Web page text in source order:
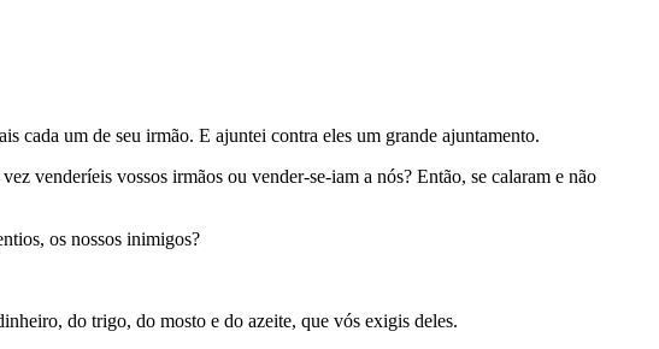
cada um de seu irmão. E ajuntei contra eles um grande ajuntamento.
venderíeis vossos irmãos ou vender-se-iam a nós? Então, se calaram e não
os nossos inimigos?
do trigo, do mosto e do azeite, que vós exigis deles.